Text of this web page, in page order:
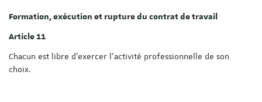
Formation, exécution et rupture du contrat de travail
Article 11
Chacun est libre d'exercer l'activité professionnelle de son
choix.